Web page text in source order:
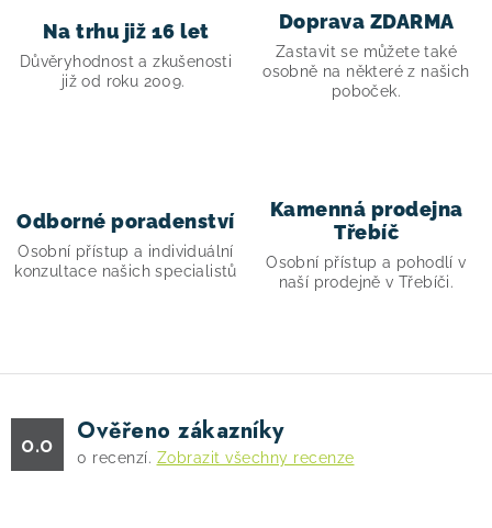
v
p
s
Na trhu již 16 let
Důvěryhodnost a zkušenosti
již od roku 2009.
Doprava ZDARMA
Zastavit se můžete také
osobně na některé z našich
poboček.
Odborné poradenství
Osobní přístup a individuální
konzultace našich specialistů
Kamenná prodejna
Třebíč
Osobní přístup a pohodlí v
naší prodejně v Třebíči.
0.0 Ověřeno zákazníky
0 recenzí. Zobrazit všechny recenze